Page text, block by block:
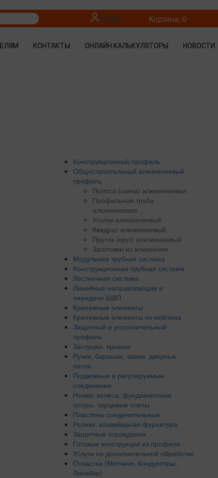
Войти Корзина: 0
КОНТАКТЫ ОНЛАЙН КАЛЬКУЛЯТОРЫ НОВОСТИ
Конструкционный профиль
Общестроительный алюминиевый
профиль
Полоса (шина) алюминиевая
Профильная труба
алюминиевая
Уголок алюминиевый
Квадрат алюминиевый
Пруток (круг) алюминиевый
Заготовки из алюминия
Модульная трубная система
Конструкционная трубная система
Лестничная система
Линейные направляющие и
передачи ШВП
Крепежные элементы
Крепежные элементы из нейлона
Защитный и уплотнительный
профиль
Заглушки, крышки
Ручки, барашки, замки, дверные
петли
Подвижные и регулируемые
соединения
Ножки, колеса, фундаментные
опоры, торцевые плиты
Пластины соединительные
Ролики, конвейерная фурнитура
Защитные ограждения
Готовые конструкции из профиля
Услуги по дополнительной обработке
Оснастка (Метчики, Кондукторы,
Линейки)